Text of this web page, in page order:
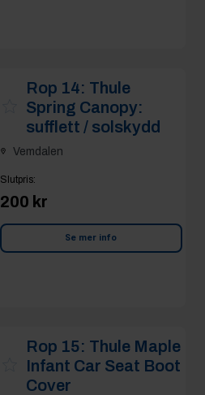
Rop 14: Thule
Spring Canopy:
sufflett / solskydd
Vemdalen
Slutpris:
200 kr
Se mer info
Rop 15: Thule Maple
Infant Car Seat Boot
Cover